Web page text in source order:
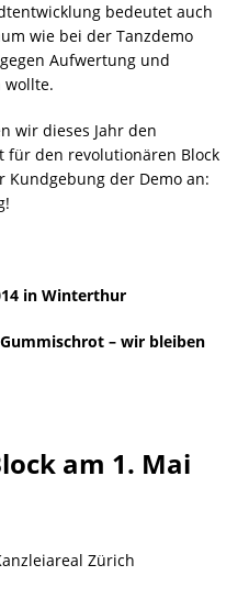
bedeutet auch
wie bei der Tanzdemo
Aufwertung und
wollte.
wir dieses Jahr den
für den revolutionären Block
Kundgebung der Demo an:
in Winterthur
– wir bleiben
am 1. Mai
Zürich